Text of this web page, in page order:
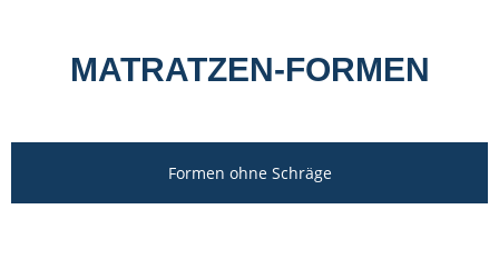
MATRATZEN-FORMEN
Formen ohne Schräge